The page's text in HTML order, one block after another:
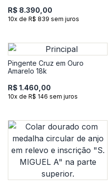
R$ 8.390,00
10x de R$ 839 sem juros
Pingente Cruz em Ouro
Amarelo 18k
R$ 1.460,00
10x de R$ 146 sem juros